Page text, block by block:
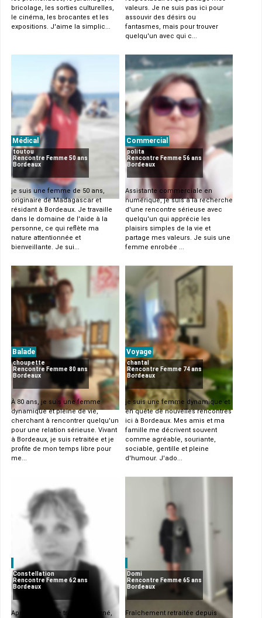
bricolage, les sorties culturelles,
le cinéma, les brocantes et les
expositions. J'aime la simplic...
valeurs. Je ne suis pas ici pour
assouvir des désirs ou
fantasmes, mais pour trouver
quelqu'un avec qui c...
Médical
toutou
Rencontre Femme 50 ans
Bordeaux
je suis une femme de 50 ans,
originaire de Madagascar et
résidant à Bordeaux. Je travaille
dans le domaine de l'aide à la
personne, ce qui reflète ma
nature attentionnée et
bienveillante. Je sui...
Commercial
polita
Rencontre Femme 56 ans
Bordeaux
Assistante commerciale en
numérique, je suis à la recherche
d'une rencontre sérieuse avec
quelqu'un qui apprécie les
plaisirs simples de la vie et
partage mes valeurs. Je suis une
femme enrobée ...
Balade
choupette
Rencontre Femme 80 ans
Bordeaux
À 80 ans, je suis une femme
dynamique et pleine de vie,
cherchant à rencontrer quelqu'un
pour une relation sérieuse. Vivant
à Bordeaux, je suis retraitée et je
profite de mon temps libre pour
me...
Voyage
chantal
Rencontre Femme 74 ans
Bordeaux
je suis une femme dynamique et
en quête de nouvelles rencontres
ici à Bordeaux. Mes amis et ma
famille me décrivent souvent
comme agréable, souriante,
sociable, gentille et pleine
d'humour. J'ado...
Constellation
Rencontre Femme 62 ans
Bordeaux
Après 42 ans de travail acharné,
Domi
Rencontre Femme 65 ans
Bordeaux
Fraîchement retraitée depuis